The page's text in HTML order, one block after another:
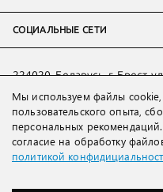
СОЦИАЛЬНЫЕ СЕТИ
214018 Россия, г. Смоленск,
224020, Беларусь, г. Брест,
Тел:+7 993 398 36 60(WhatsApp
Тел:+375 29 205 80 10(
Email:ved@lakbi.com
Мы используем файлы cookie,
пользовательского опыта,
персональных
согласие на обработку
политикой